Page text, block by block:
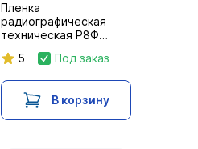
Пленка
радиографическая
техническая Р8Ф
проложенная бум.
5 Под заказ
В корзину